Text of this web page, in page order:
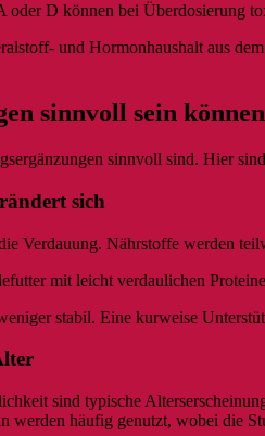
D können bei Überdosierung
und Hormonhaushalt aus
sinnvoll sein können
sinnvoll sind. Hier
sich
Verdauung. Nährstoffe werden
mit leicht verdaulichen
stabil. Eine kurweise
sind typische
häufig genutzt, wobei die